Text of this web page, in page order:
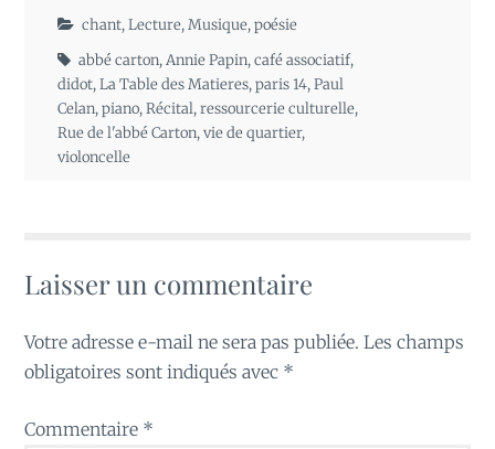
chant,Lecture,Musique,poésie
abbé carton,Annie Papin,café associatif,
didot,La Table des Matieres,paris 14,Paul
Celan,piano,Récital,ressourcerie culturelle,
Rue de l'abbé Carton,vie de quartier,
violoncelle
Laisser un commentaire
Votre adresse e-mail ne sera pas publiée. Les champs
obligatoires sont indiqués avec *
Commentaire *